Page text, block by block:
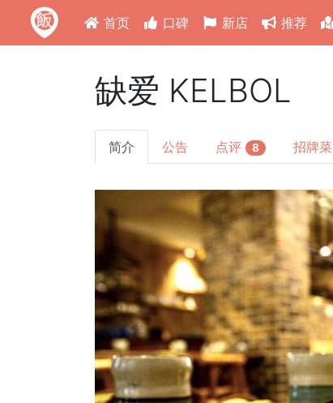
首页 口碑 新店 推荐
缺爱 KELBOL
简介 公告 点评 8 招牌菜